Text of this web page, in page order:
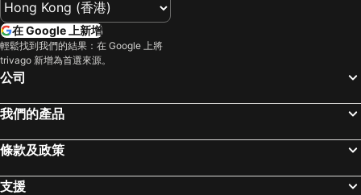
在 Google 上新增
輕鬆找到我們的結果：在 Google 上將
trivago 新增為首選來源。
公司
我們的產品
條款及政策
支援